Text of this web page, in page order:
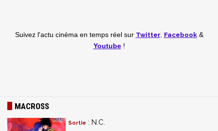
Suivez l'actu cinéma en temps réel sur Twitter Facebook&
Youtube!
MACROSS
Sortie : N.C.